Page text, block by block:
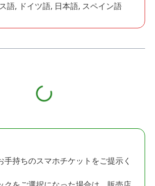
語, ドイツ語, 日本語, スペイン語
手持ちのスマホチケットをご提示く